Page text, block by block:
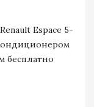
Espace 5-
бесплатно